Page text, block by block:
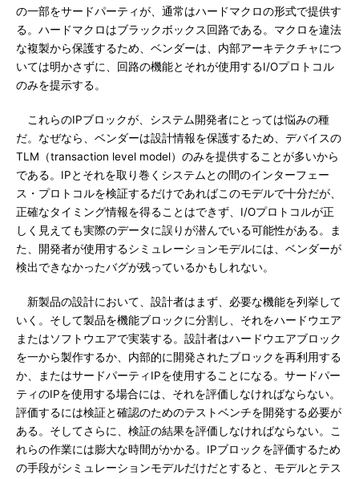
の一部をサードパーティが、通常はハードマクロの形式で提供す
る。ハードマクロはブラックボックス回路である。マクロを違法
な複製から保護するため、ベンダーは、内部アーキテクチャにつ
いては明かさずに、回路の機能とそれが使用するI/Oプロトコル
のみを提示する。
これらのIPブロックが、システム開発者にとっては悩みの種
だ。なぜなら、ベンダーは設計情報を保護するため、デバイスの
TLM（transaction level model）のみを提供することが多いから
である。IPとそれを取り巻くシステムとの間のインターフェー
ス・プロトコルを検証するだけであればこのモデルで十分だが、
正確なタイミング情報を得ることはできず、I/Oプロトコルが正
しく見えても実際のデータに誤りが潜んでいる可能性がある。ま
た、開発者が使用するシミュレーションモデルには、ベンダーが
検出できなかったバグが残っているかもしれない。
新製品の設計において、設計者はまず、必要な機能を列挙して
いく。そして製品を機能ブロックに分割し、それをハードウエア
またはソフトウエアで実装する。設計者はハードウエアブロック
を一から製作するか、内部的に開発されたブロックを再利用する
か、またはサードパーティIPを使用することになる。サードパー
ティのIPを使用する場合には、それを評価しなければならない。
評価するには検証と確認のためのテストベンチを開発する必要が
ある。そしてさらに、検証の結果を評価しなければならない。こ
れらの作業には膨大な時間がかかる。IPブロックを評価するため
の手段がシミュレーションモデルだけだとすると、モデルとテス